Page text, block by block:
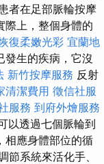
者在足部脈輪按摩
際上，整個身體的
復柔嫩光彩 宜蘭地
發生的疾病，它沒
新竹按摩服務 反射
清潔費用 徵信社服
服務 到府外燴服務
以透過七個脈輪到
相應身體部位的循
節系統來活化手、